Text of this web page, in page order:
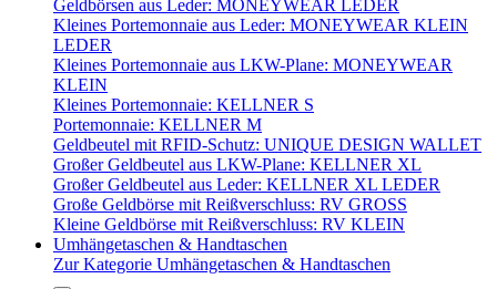
Geldbörsen aus Leder: MONEYWEAR LEDER
Kleines Portemonnaie aus Leder: MONEYWEAR KLEIN
LEDER
Kleines Portemonnaie aus LKW-Plane: MONEYWEAR
KLEIN
Kleines Portemonnaie: KELLNER S
Portemonnaie: KELLNER M
Geldbeutel mit RFID-Schutz: UNIQUE DESIGN WALLET
Großer Geldbeutel aus LKW-Plane: KELLNER XL
Großer Geldbeutel aus Leder: KELLNER XL LEDER
Große Geldbörse mit Reißverschluss: RV GROSS
Kleine Geldbörse mit Reißverschluss: RV KLEIN
Umhängetaschen & Handtaschen
Zur Kategorie Umhängetaschen & Handtaschen